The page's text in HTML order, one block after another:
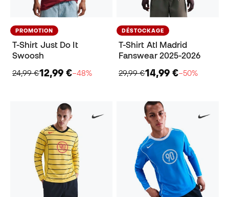
PROMOTION
T-Shirt Just Do It
Swoosh
24,99 €12,99 €−48%
DÉSTOCKAGE
T-Shirt Atl Madrid
Fanswear 2025-2026
29,99 €14,99 €−50%